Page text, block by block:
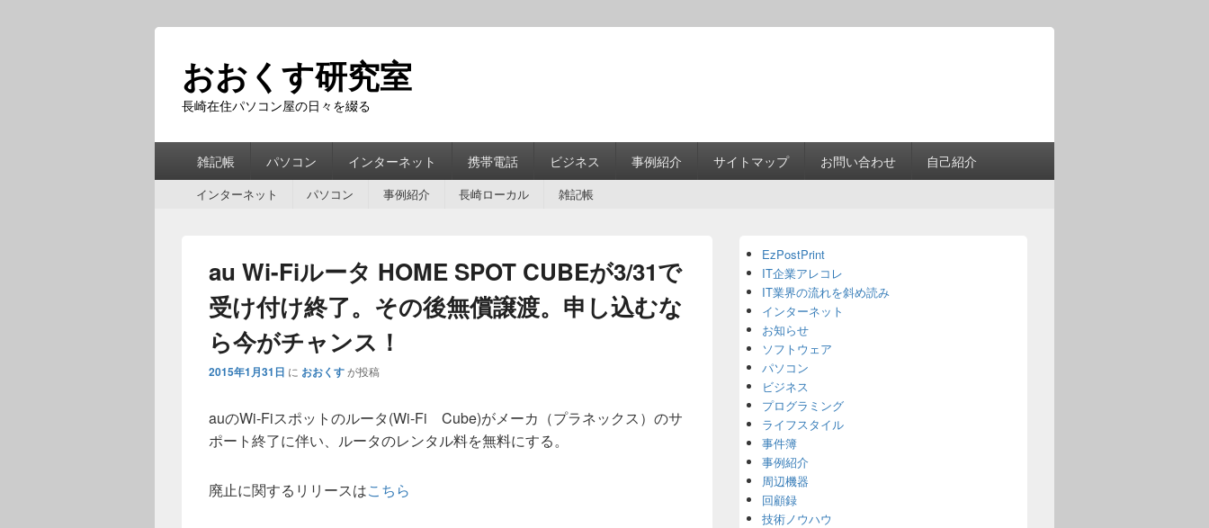
おおくす研究室
長崎在住パソコン屋の日々を綴る
雑記帳 パソコン インターネット 携帯電話 ビジネス 事例紹介 サイトマップ お問い合わせ 自己紹介
インターネット パソコン 事例紹介 長崎ローカル 雑記帳
au Wi-Fiルータ HOME SPOT CUBEが3/31で
受け付け終了。その後無償譲渡。申し込むな
ら今がチャンス！
2015年1月31日 に おおくすが投稿
auのWi-Fiスポットのルータ(Wi-Fi Cube)がメーカ（プラネックス）のサ
ポート終了に伴い、ルータのレンタル料を無料にする。
廃止に関するリリースはこちら
Sidebar
Widget
Area
EzPostPrint
IT企業アレコレ
IT業界の流れを斜め読み
インターネット
お知らせ
ソフトウェア
パソコン
ビジネス
プログラミング
ライフスタイル
事件簿
事例紹介
周辺機器
回顧録
技術ノウハウ